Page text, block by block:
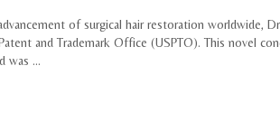
of surgical hair restoration worldwide,
and Trademark Office (USPTO). This novel
was ...